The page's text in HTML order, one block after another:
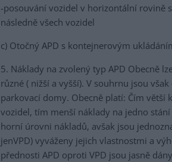
-posouvání vozidel v horizontální rovině
následně všech vozidel
c) Otočný APD s kontejnerovým
5. Náklady na zvolený typ APD Obecně
různé ( nižší a vyšší). V souhrnu jsou
parkovací domy. Obecně platí: Čím větší
vozidel, tím menší náklady na jedno
horní úrovni nákladů, avšak jsou
jenVPD) vyváženy jejich vlastnostmi a
přednosti APD oproti VPD jsou jasně